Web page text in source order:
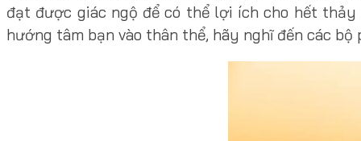
đạt được giác ngộ để có thể lợi ích cho hết
hướng tâm bạn vào thân thể, hãy nghĩ đến các